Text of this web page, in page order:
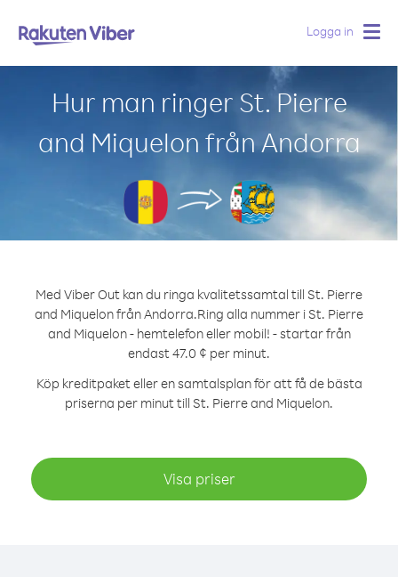
Logga in
Hur man ringer St. Pierre
and Miquelon från Andorra
Med Viber Out kan du ringa kvalitetssamtal till St. Pierre
and Miquelon från Andorra.Ring alla nummer i St. Pierre
and Miquelon - hemtelefon eller mobil! - startar från
endast 47.0 ¢ per minut.
Köp kreditpaket eller en samtalsplan för att få de bästa
priserna per minut till St. Pierre and Miquelon.
Visa priser